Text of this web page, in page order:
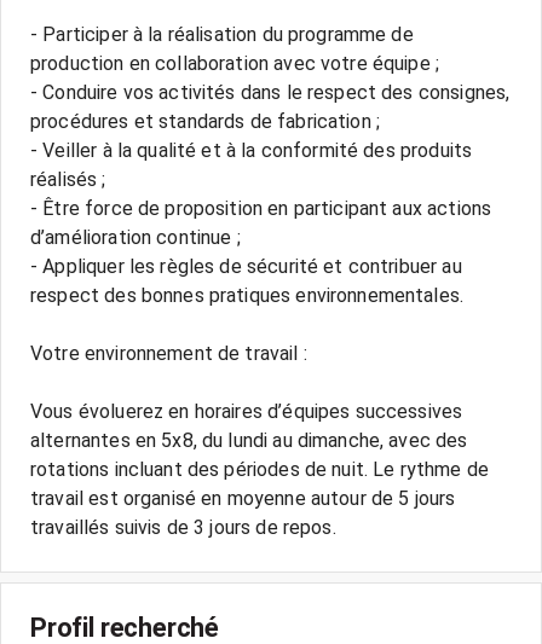
- Participer à la réalisation du programme de
production en collaboration avec votre équipe ;
- Conduire vos activités dans le respect des consignes,
procédures et standards de fabrication ;
- Veiller à la qualité et à la conformité des produits
réalisés ;
- Être force de proposition en participant aux actions
d’amélioration continue ;
- Appliquer les règles de sécurité et contribuer au
respect des bonnes pratiques environnementales.
Votre environnement de travail :
Vous évoluerez en horaires d’équipes successives
alternantes en 5x8, du lundi au dimanche, avec des
rotations incluant des périodes de nuit. Le rythme de
travail est organisé en moyenne autour de 5 jours
travaillés suivis de 3 jours de repos.
Profil recherché